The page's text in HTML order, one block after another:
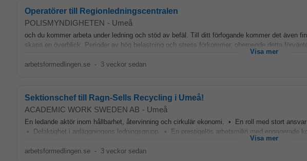
Operatörer till Regionledningscentralen
POLISMYNDIGHETEN - Umeå
och du kommer arbeta under ledning och stöd av befäl. Till ditt förfogande kommer det även
skapa en överblick. Perioder av hög belastning och stress förkommer, oberoende detta
Visa mer
arbetsformedlingen.se - 3 veckor sedan
Sektionschef till Ragn-Sells Recycling i Umeå!
ACADEMIC WORK SWEDEN AB - Umeå
En ledande aktör inom hållbarhet, återvinning och cirkulär ekonomi. • En roll med stort
• Delaktighet i anläggningens ledningsgrupp. • En prestigelös arbetsmiljö med engagerade
Visa mer
arbetsformedlingen.se - 3 veckor sedan